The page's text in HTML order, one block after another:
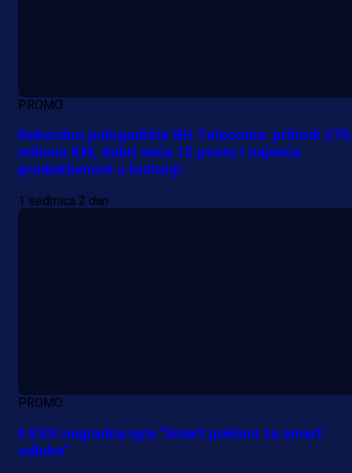
PROMO
Rekordno polugodište BH Telecoma: prihodi
miliona KM, dobit veća 12 posto i najveća
produktivnost u historiji
1 sedmica 2 dan
PROMO
II ESG nagradna igra "Smart pokloni za smart
odluke"